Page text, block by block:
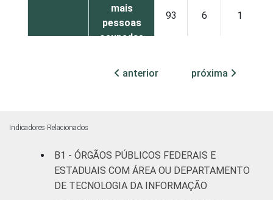
mais
pessoas
ocupadas
93 6 1
Não
10
Estudos para o Desenvolvimento da
Pesquisa sobre o uso das tecnologias de
informação e comunicação no setor público
brasileiro - TIC Governo Eletrônico 2019.
anterior próxima
Indicadores Relacionados
B1 - ÓRGÃOS PÚBLICOS FEDERAIS E
ESTADUAIS COM ÁREA OU DEPARTAMENTO
DE TECNOLOGIA DA INFORMAÇÃO